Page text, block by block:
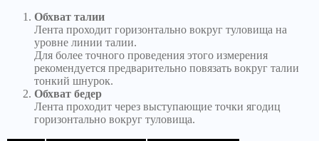
Обхват талии
Лента проходит горизонтально вокруг туловища на
уровне линии талии.
Для более точного проведения этого измерения
рекомендуется предварительно повязать вокруг талии
тонкий шнурок.
Обхват бедер
Лента проходит через выступающие точки ягодиц
горизонтально вокруг туловища.